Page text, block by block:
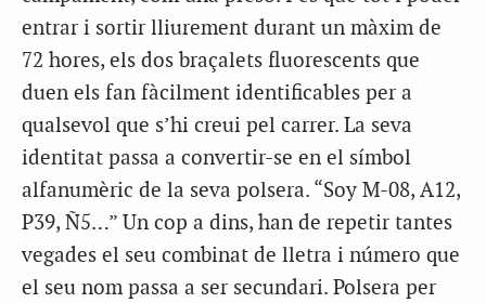
entrar i sortir lliurement durant un màxim de
72 hores, els dos braçalets fluorescents que
duen els fan fàcilment identificables per a
qualsevol que s’hi creui pel carrer. La seva
identitat passa a convertir-se en el símbol
alfanumèric de la seva polsera. “Soy M-08, A12,
P39, Ñ5…” Un cop a dins, han de repetir tantes
vegades el seu combinat de lletra i número que
el seu nom passa a ser secundari. Polsera per